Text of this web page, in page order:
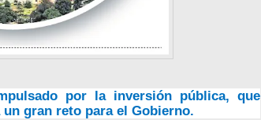
por la inversión pública, que
gran reto para el Gobierno.